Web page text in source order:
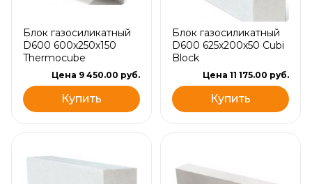
Блок газосиликатный
D600 600х250х150
Thermocube
Цена 9 450.00 руб.
Купить
Блок газосиликатный
D600 625х200х50 Cubi
Block
Цена 11 175.00 руб.
Купить